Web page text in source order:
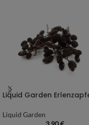
Liquid Garden